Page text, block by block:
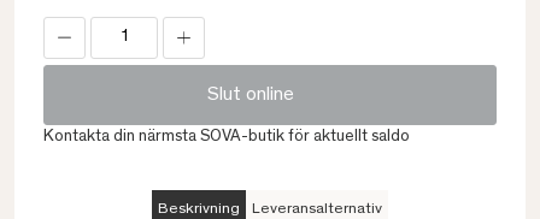
Slut online
Kontakta din närmsta SOVA-butik för aktuellt saldo
Beskrivning Leveransalternativ